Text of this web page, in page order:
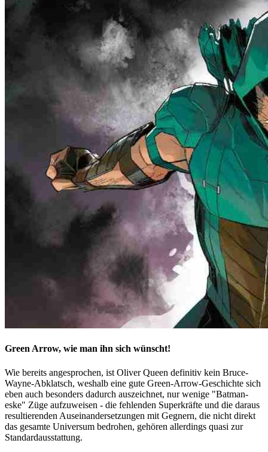
Green Arrow, wie man ihn sich wünscht!
Wie bereits angesprochen, ist Oliver Queen definitiv kein Bruce-
Wayne-Abklatsch, weshalb eine gute Green-Arrow-Geschichte sich
eben auch besonders dadurch auszeichnet, nur wenige "Batman-
eske" Züge aufzuweisen - die fehlenden Superkräfte und die daraus
resultierenden Auseinandersetzungen mit Gegnern, die nicht direkt
das gesamte Universum bedrohen, gehören allerdings quasi zur
Standardausstattung.